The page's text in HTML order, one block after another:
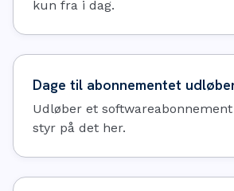
kun fra i dag.
Dage til abonnementet
Udløber et
styr på det her.